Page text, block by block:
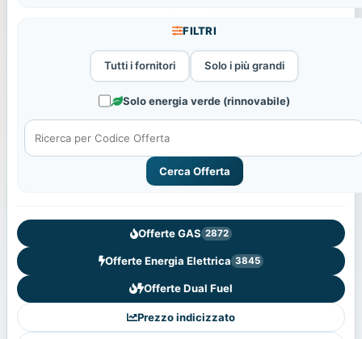
FILTRI
Tutti i fornitori Solo i più grandi
Solo energia verde (rinnovabile)
Cerca Offerta
Offerte GAS 2872
Offerte Energia Elettrica 3845
Offerte Dual Fuel
Prezzo indicizzato